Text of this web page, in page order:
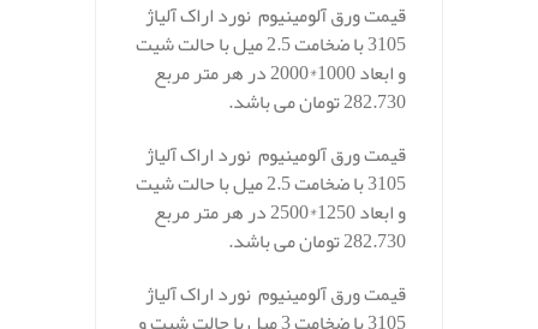
قیمت ورق آلومینیوم نورد اراک آلیاژ
3105 با ضخامت 2.5 میل با حالت شیت
و ابعاد 1000*2000 در هر متر مربع
282.730 تومان می باشد.
قیمت ورق آلومینیوم نورد اراک آلیاژ
3105 با ضخامت 2.5 میل با حالت شیت
و ابعاد 1250*2500 در هر متر مربع
282.730 تومان می باشد.
قیمت ورق آلومینیوم نورد اراک آلیاژ